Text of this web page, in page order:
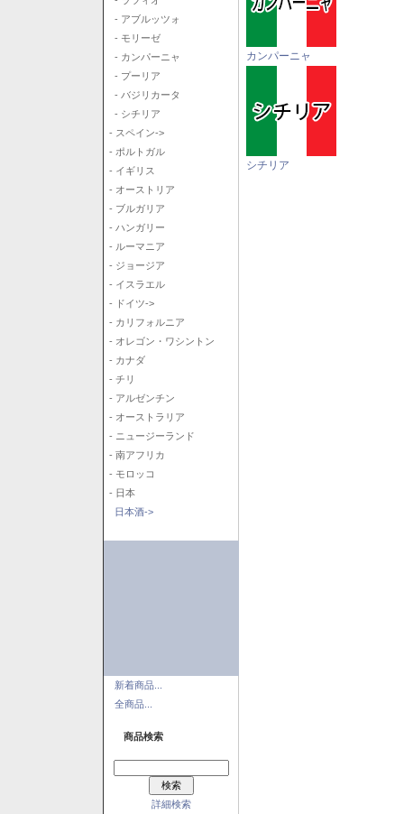
- アブルッツォ
- モリーゼ
- カンパーニャ
- プーリア
- バジリカータ
- シチリア
- スペイン->
- ポルトガル
- イギリス
- オーストリア
- ブルガリア
- ハンガリー
- ルーマニア
- ジョージア
- イスラエル
- ドイツ->
- カリフォルニア
- オレゴン・ワシントン
- カナダ
- チリ
- アルゼンチン
- オーストラリア
- ニュージーランド
- 南アフリカ
- モロッコ
- 日本
日本酒->
新着商品...
全商品...
商品検索
詳細検索
カンパーニャ
シチリア